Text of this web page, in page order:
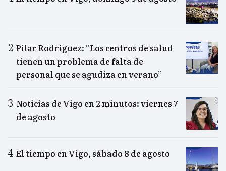
Pilar Rodríguez: “Los centros de salud
tienen un problema de falta de
personal que se agudiza en verano”
Noticias de Vigo en 2 minutos: viernes 7
de agosto
El tiempo en Vigo, sábado 8 de agosto